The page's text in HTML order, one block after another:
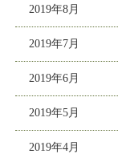
2019年8月
2019年7月
2019年6月
2019年5月
2019年4月